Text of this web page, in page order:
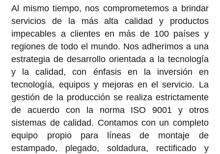
Al mismo tiempo, nos comprometemos a brindar
servicios de la más alta calidad y productos
impecables a clientes en más de 100 países y
regiones de todo el mundo. Nos adherimos a una
estrategia de desarrollo orientada a la tecnología
y la calidad, con énfasis en la inversión en
tecnología, equipos y mejoras en el servicio. La
gestión de la producción se realiza estrictamente
de acuerdo con la norma ISO 9001 y otros
sistemas de calidad. Contamos con un completo
equipo propio para líneas de montaje de
estampado, plegado, soldadura, rectificado y